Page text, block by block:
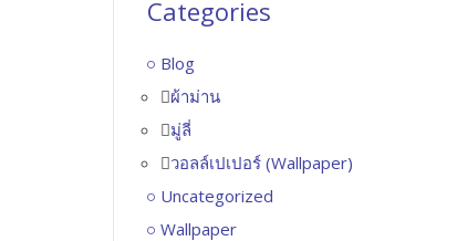
Categories
Blog
ผ้าม่าน
มู่ลี่
วอลล์เปเปอร์ (Wallpaper)
Uncategorized
Wallpaper